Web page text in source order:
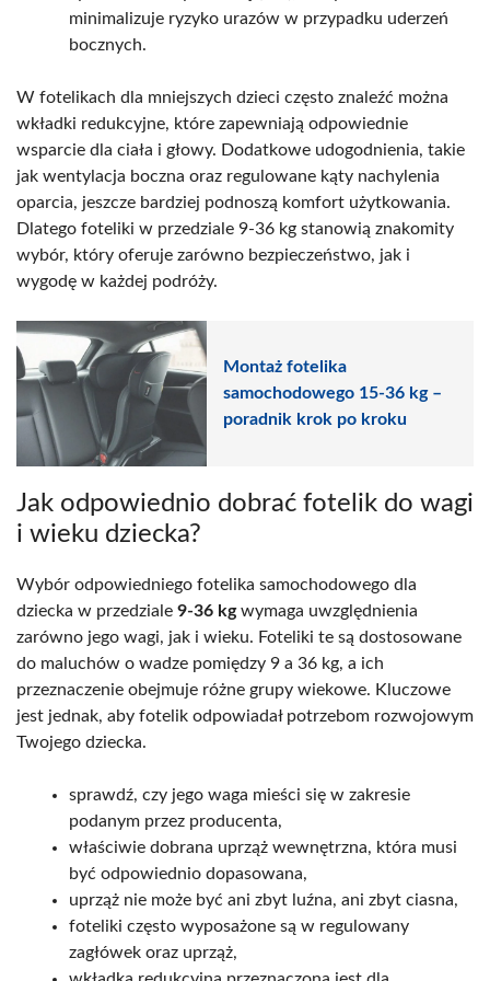
minimalizuje ryzyko urazów w przypadku uderzeń
bocznych.
W fotelikach dla mniejszych dzieci często znaleźć można
wkładki redukcyjne, które zapewniają odpowiednie
wsparcie dla ciała i głowy. Dodatkowe udogodnienia, takie
jak wentylacja boczna oraz regulowane kąty nachylenia
oparcia, jeszcze bardziej podnoszą komfort użytkowania.
Dlatego foteliki w przedziale 9-36 kg stanowią znakomity
wybór, który oferuje zarówno bezpieczeństwo, jak i
wygodę w każdej podróży.
Montaż fotelika
samochodowego 15-36 kg –
poradnik krok po kroku
Jak odpowiednio dobrać fotelik do wagi
i wieku dziecka?
Wybór odpowiedniego fotelika samochodowego dla
dziecka w przedziale 9-36 kgwymaga uwzględnienia
zarówno jego wagi, jak i wieku. Foteliki te są dostosowane
do maluchów o wadze pomiędzy 9 a 36 kg, a ich
przeznaczenie obejmuje różne grupy wiekowe. Kluczowe
jest jednak, aby fotelik odpowiadał potrzebom rozwojowym
Twojego dziecka.
sprawdź, czy jego waga mieści się w zakresie
podanym przez producenta,
właściwie dobrana uprząż wewnętrzna, która musi
być odpowiednio dopasowana,
uprząż nie może być ani zbyt luźna, ani zbyt ciasna,
foteliki często wyposażone są w regulowany
zagłówek oraz uprząż,